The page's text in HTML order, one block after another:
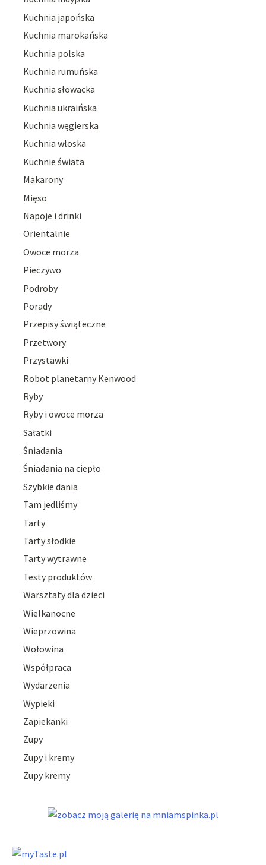
Kuchnia japońska
Kuchnia marokańska
Kuchnia polska
Kuchnia rumuńska
Kuchnia słowacka
Kuchnia ukraińska
Kuchnia węgierska
Kuchnia włoska
Kuchnie świata
Makarony
Mięso
Napoje i drinki
Orientalnie
Owoce morza
Pieczywo
Podroby
Porady
Przepisy świąteczne
Przetwory
Przystawki
Robot planetarny Kenwood
Ryby
Ryby i owoce morza
Sałatki
Śniadania
Śniadania na ciepło
Szybkie dania
Tam jedliśmy
Tarty
Tarty słodkie
Tarty wytrawne
Testy produktów
Warsztaty dla dzieci
Wielkanocne
Wieprzowina
Wołowina
Współpraca
Wydarzenia
Wypieki
Zapiekanki
Zupy
Zupy i kremy
Zupy kremy